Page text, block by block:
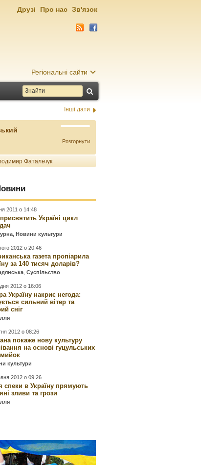
Регіональні сайти
Друзі Про нас Зв'язок
Інші дати
Розгорнути
Фатальчук
2011 о 14:48
Україні цикл
,Новини культури
2012 о 20:46
газета пропіарила
за 140 тисяч доларів?
,Суспільство
2012 о 16:06
Україну накриє негода:
сильний вітер та
сніг
2012 о 08:26
покаже нову культуру
на основі гуцульських
культури
2012 о 09:26
спеки в Україну прямують
зливи та грози